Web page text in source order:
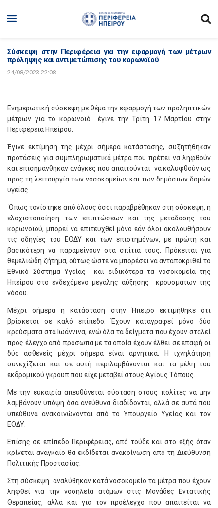
Σύσκεψη στην Περιφέρεια για την εφαρμογή των μέτρων
πρόληψης και αντιμετώπισης του κορωνοϊού
24/08/2023 22:08
Ενημερωτική σύσκεψη με θέμα την εφαρμογή των προληπτικών
μέτρων για το κορωνοϊό έγινε την Τρίτη 17 Μαρτίου στην
Περιφέρεια Ηπείρου.
Έγινε εκτίμηση της μέχρι σήμερα κατάστασης, συζητήθηκαν
προτάσεις για συμπληρωματικά μέτρα που πρέπει να ληφθούν
και επισημάνθηκαν ανάγκες που απαιτούνται να καλυφθούν ως
προς τη λειτουργία των νοσοκομείων και των δημόσιων δομών
υγείας.
Όπως τονίστηκε από όλους όσοι παραβρέθηκαν στη σύσκεψη, η
ελαχιστοποίηση των επιπτώσεων και της μετάδοσης του
κορωνοϊού, μπορεί να επιτευχθεί μόνο εάν όλοι ακολουθήσουν
τις οδηγίες του ΕΟΔΥ και των επιστημόνων, με πρώτη και
βασικότερη να παραμείνουν στα σπίτια τους. Πρόκειται για
θεμελιώδη ζήτημα, ούτως ώστε να μπορέσει να ανταποκριθεί το
Εθνικό Σύστημα Υγείας και ειδικότερα τα νοσοκομεία της
Ηπείρου στο ενδεχόμενο μεγάλης αύξησης κρουσμάτων της
νόσου.
Μέχρι σήμερα η κατάσταση στην Ήπειρο εκτιμήθηκε ότι
βρίσκεται σε καλό επίπεδο. Έχουν καταγραφεί μόνο δύο
κρούσματα στα Ιωάννινα, ενώ όλα τα δείγματα που έχουν σταλεί
προς έλεγχο από πρόσωπα με τα οποία έχουν έλθει σε επαφή οι
δύο ασθενείς μέχρι σήμερα είναι αρνητικά. Η ιχνηλάτηση
συνεχίζεται και σε αυτή περιλαμβάνονται και τα μέλη του
εκδρομικού γκρουπ που είχε μεταβεί στους Αγίους Τόπους.
Με την ευκαιρία απευθύνεται σύσταση στους πολίτες να μην
λαμβάνουν υπόψη όσα ανεύθυνα διαδίδονται, αλλά σε αυτά που
υπεύθυνα ανακοινώνονται από το Υπουργείο Υγείας και τον
ΕΟΔΥ.
Επίσης σε επίπεδο Περιφέρειας, από τούδε και στο εξής όταν
κρίνεται αναγκαίο θα εκδίδεται ανακοίνωση από τη Διεύθυνση
Πολιτικής Προστασίας.
Στη σύσκεψη αναλύθηκαν κατά νοσοκομείο τα μέτρα που έχουν
ληφθεί για την νοσηλεία ατόμων στις Μονάδες Εντατικής
Θεραπείας, αλλά και για τον προέλεγχο που απαιτείται να